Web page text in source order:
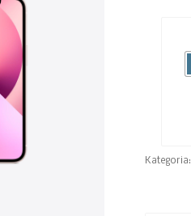
Kategoria: